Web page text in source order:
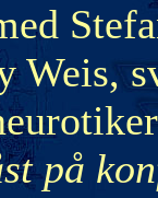
Weis,
på